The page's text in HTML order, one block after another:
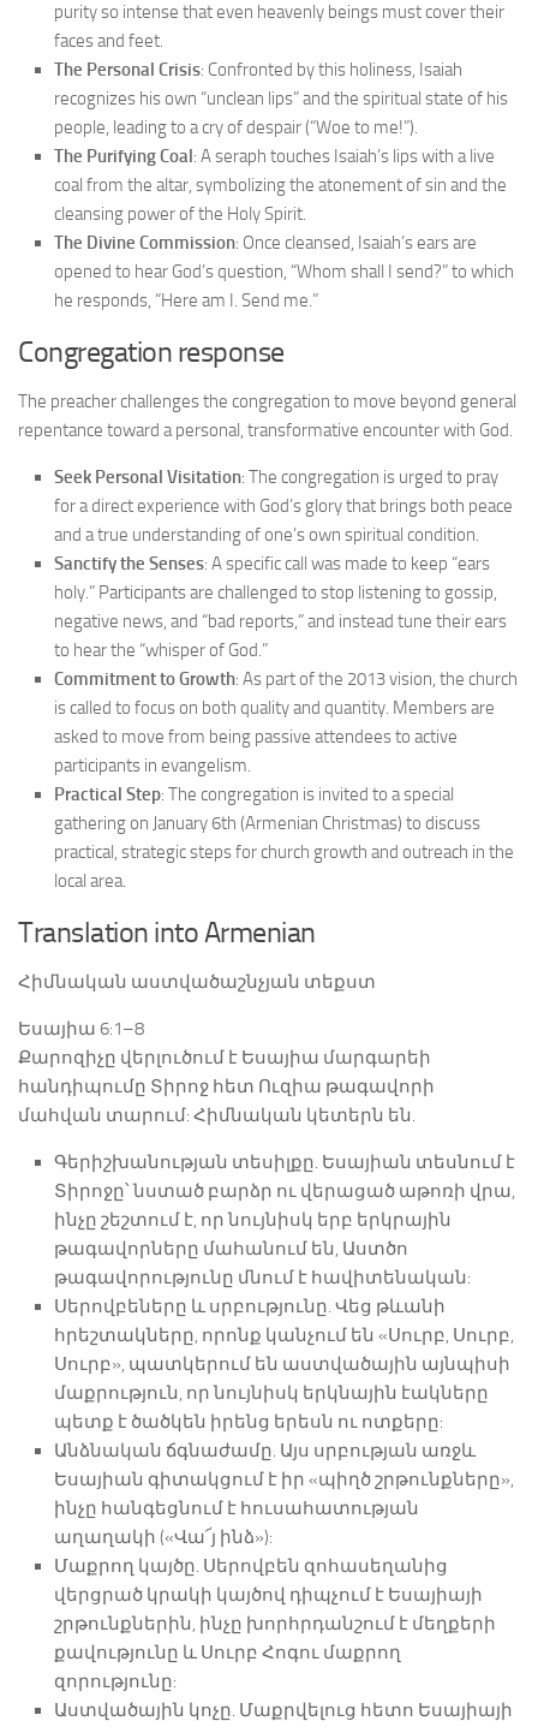
purity so intense that even heavenly beings must cover their
faces and feet.
The Personal Crisis: Confronted by this holiness, Isaiah
recognizes his own “unclean lips” and the spiritual state of his
people, leading to a cry of despair (“Woe to me!”).
The Purifying Coal: A seraph touches Isaiah’s lips with a live
coal from the altar, symbolizing the atonement of sin and the
cleansing power of the Holy Spirit.
The Divine Commission: Once cleansed, Isaiah’s ears are
opened to hear God’s question, “Whom shall I send?” to which
he responds, “Here am I. Send me.”
Congregation response
The preacher challenges the congregation to move beyond general
repentance toward a personal, transformative encounter with God.
Seek Personal Visitation: The congregation is urged to pray
for a direct experience with God’s glory that brings both peace
and a true understanding of one’s own spiritual condition.
Sanctify the Senses: A specific call was made to keep “ears
holy.” Participants are challenged to stop listening to gossip,
negative news, and “bad reports,” and instead tune their ears
to hear the “whisper of God.”
Commitment to Growth: As part of the 2013 vision, the church
is called to focus on both quality and quantity. Members are
asked to move from being passive attendees to active
participants in evangelism.
Practical Step: The congregation is invited to a special
gathering on January 6th (Armenian Christmas) to discuss
practical, strategic steps for church growth and outreach in the
local area.
Translation into Armenian
Հիմնական աստվածաշնչյան տեքստ
Եսայիա 6:1–8
Քարոզիչը վերլուծում է Եսայիա մարգարեի
հանդիպումը Տիրոջ հետ Ուզիա թագավորի
մահվան տարում: Հիմնական կետերն են.
Գերիշխանության տեսիլքը. Եսայիան տեսնում է
Տիրոջը՝ նստած բարձր ու վերացած աթոռի վրա,
ինչը շեշտում է, որ նույնիսկ երբ երկրային
թագավորները մահանում են, Աստծո
թագավորությունը մնում է հավիտենական:
Սերովբեները և սրբությունը. Վեց թևանի
հրեշտակները, որոնք կանչում են «Սուրբ, Սուրբ,
Սուրբ», պատկերում են աստվածային այնպիսի
մաքրություն, որ նույնիսկ երկնային էակները
պետք է ծածկեն իրենց երեսն ու ոտքերը:
Անձնական ճգնաժամը. Այս սրբության առջև
Եսայիան գիտակցում է իր «պիղծ շրթունքները»,
ինչը հանգեցնում է հուսահատության
աղաղակի («Վա՜յ ինձ»):
Մաքրող կայծը. Սերովբեն զոհասեղանից
վերցրած կրակի կայծով դիպչում է Եսայիայի
շրթունքներին, ինչը խորհրդանշում է մեղքերի
քավությունը և Սուրբ Հոգու մաքրող
զորությունը:
Աստվածային կոչը. Մաքրվելուց հետո Եսայիայի